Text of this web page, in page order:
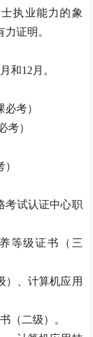
执业能力的象
证明。
和12月。
考）
考）
考试认证中心职
等级证书（三
）、计算机应用
（二级）。